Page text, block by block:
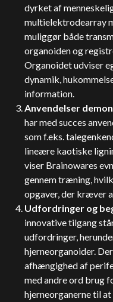
dyrket af
multielektrodearray
muliggør både
organoiden og
Organoidet udviser
dynamik,
information.
Anvendelser
har med succes
som f.eks.
lineære kaotiske
viser Brainowares
gennem træning,
opgaver, der kræver
Udfordringer og
innovative tilgang
udfordringer,
hjerneorganoider.
afhængighed af
med andre ord brug
hjerneorganerne til